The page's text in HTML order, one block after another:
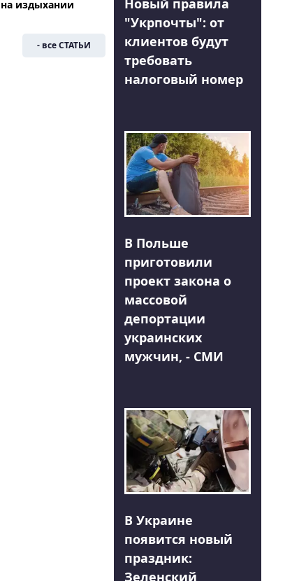
на издыхании
- все СТАТЬИ
Новый правила
"Укрпочты": от
клиентов будут
требовать
налоговый номер
В Польше
приготовили
проект закона о
массовой
депортации
украинских
мужчин, - СМИ
В Украине
появится новый
праздник:
Зеленский